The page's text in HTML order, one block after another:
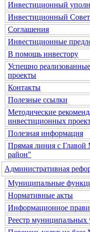
Инвестиционный
Инвестиционный Совет
Соглашения
Инвестиционные
В помощь инвестору
Успешно
проекты
Контакты
Полезные ссылки
Методические
инвестиционных
Полезная информация
Прямая линия с
район"
Административная
Муниципальные
Нормативные акты
Информационное
Реестр муниципальных